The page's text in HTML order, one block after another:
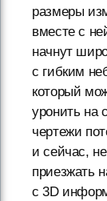
размеры
вместе с
начнут
с гибким
который
уронить на
чертежи
и сейчас,
приезжать
с 3D